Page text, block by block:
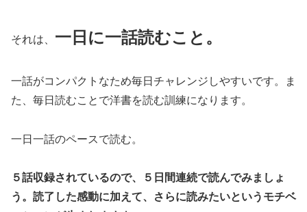
それは、 一日に一話読むこと。
一話がコンパクトなため毎日チャレンジしやすいです。ま
た、毎日読むことで洋書を読む訓練になります。
一日一話のペースで読む。
５話収録されているので、５日間連続で読んでみましょ
う。読了した感動に加えて、さらに読みたいというモチベ